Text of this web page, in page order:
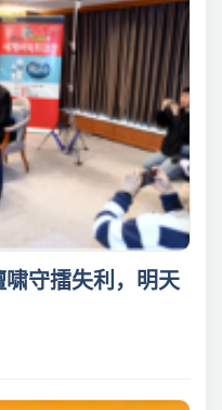
守擂失利，明天